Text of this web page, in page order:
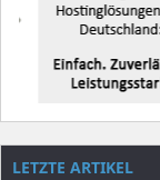
LETZTE ARTIKEL